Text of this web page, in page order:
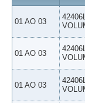
01 AO 03
01 AO 03
01 AO 03